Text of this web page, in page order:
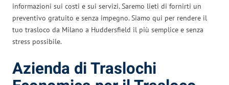
informazioni sui costi e sui servizi. Saremo lieti di fornirti un
preventivo gratuito e senza impegno. Siamo qui per rendere il
tuo trasloco da Milano a Huddersfield il più semplice e senza
stress possibile.
Azienda di Traslochi